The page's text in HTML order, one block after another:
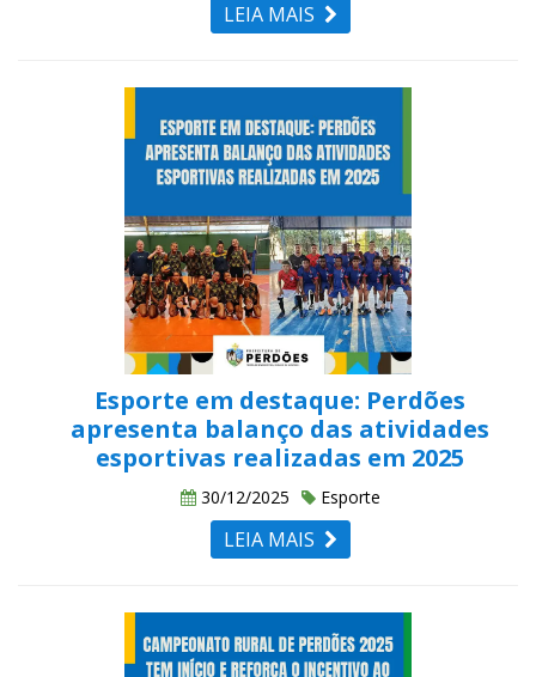
LEIA MAIS
Esporte em destaque: Perdões
apresenta balanço das atividades
esportivas realizadas em 2025
30/12/2025 Esporte
LEIA MAIS